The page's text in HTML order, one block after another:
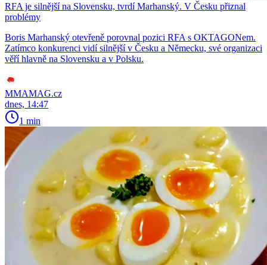
RFA je silnější na Slovensku, tvrdí Marhanský. V Česku přiznal
problémy
Boris Marhanský otevřeně porovnal pozici RFA s OKTAGONem.
Zatímco konkurenci vidí silnější v Česku a Německu, své organizaci
věří hlavně na Slovensku a v Polsku.
MMAMAG.cz
dnes, 14:47
1 min